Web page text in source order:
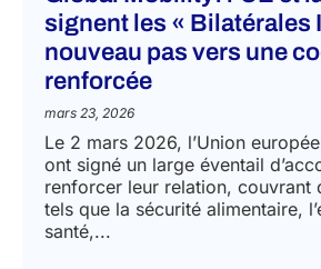
signent les « Bilatérales
nouveau pas vers une
renforcée
mars 23, 2026
Le 2 mars 2026, l’Union
ont signé un large éventail
renforcer leur relation, couvrant
tels que la sécurité alimentaire,
santé,...